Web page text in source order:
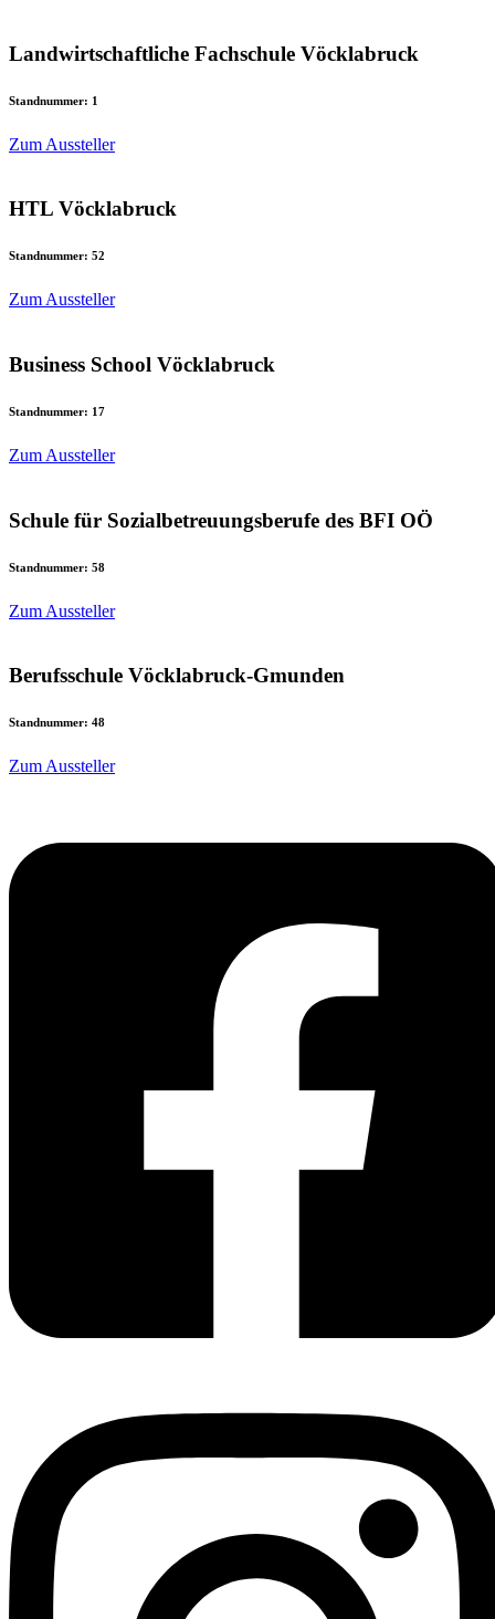
Landwirtschaftliche Fachschule Vöcklabruck
Standnummer: 1
Zum Aussteller
HTL Vöcklabruck
Standnummer: 52
Zum Aussteller
Business School Vöcklabruck
Standnummer: 17
Zum Aussteller
Schule für Sozialbetreuungsberufe des BFI OÖ
Standnummer: 58
Zum Aussteller
Berufsschule Vöcklabruck-Gmunden
Standnummer: 48
Zum Aussteller